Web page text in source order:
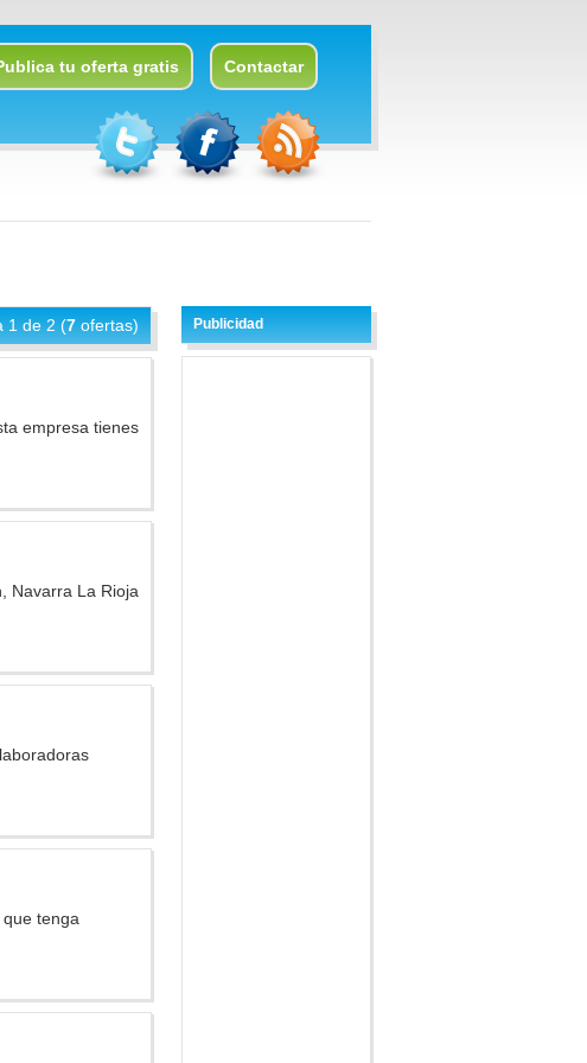
tu oferta gratis Contactar
1 de 2 (7 ofertas)
empresa tienes
Navarra La Rioja
tenga
Publicidad